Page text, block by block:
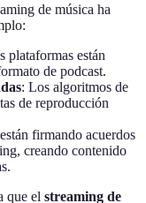
de música ha
plataformas están
de podcast.
: Los algoritmos de
de reproducción
firmando acuerdos
creando contenido
que el streaming de